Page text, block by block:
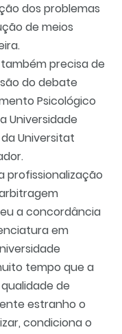
dos problemas
de meios
precisa de
do debate
Psicológico
Universidade
Universitat
profissionalização
a concordância
em
tempo que a
de
estranho o
condiciona o